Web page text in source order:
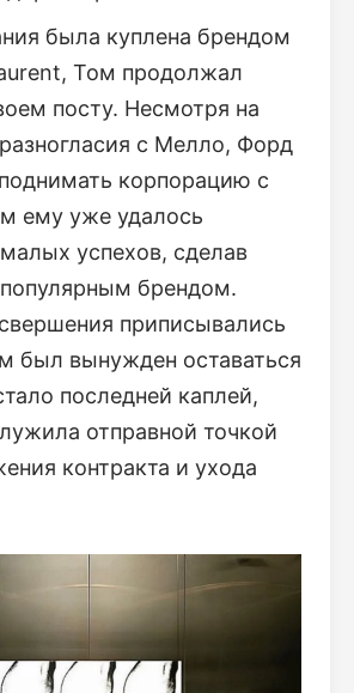
была куплена брендом
Том продолжал
посту. Несмотря на
с Мелло, Форд
корпорацию с
ему уже удалось
успехов, сделав
брендом.
приписывались
был вынужден оставаться
последней каплей,
отправной точкой
контракта и ухода